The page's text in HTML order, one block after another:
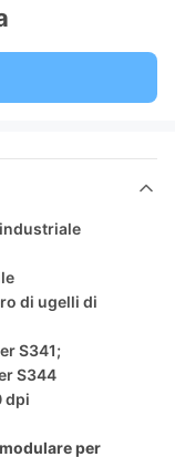
di ugelli di
S341;
S344
dpi
per